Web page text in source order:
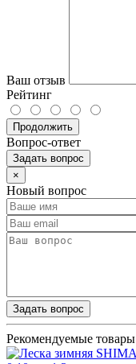
Ваш отзыв
Рейтинг
Продолжить
Вопрос-ответ
Задать вопрос
×
Новый вопрос
Задать вопрос
Рекомендуемые товары